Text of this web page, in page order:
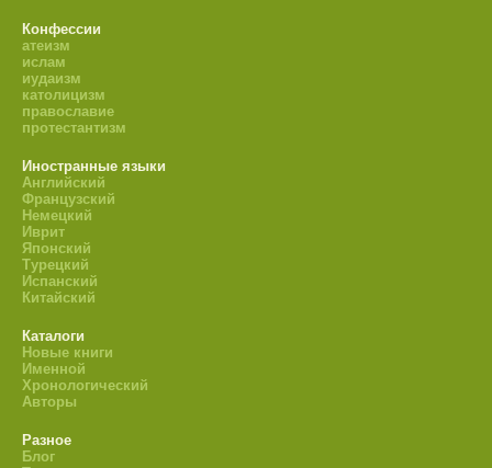
Конфессии
атеизм
ислам
иудаизм
католицизм
православие
протестантизм
Иностранные языки
Английский
Французский
Немецкий
Иврит
Японский
Турецкий
Испанский
Китайский
Каталоги
Новые книги
Именной
Хронологический
Авторы
Разное
Блог